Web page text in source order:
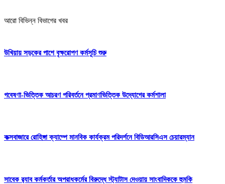
আরো বিভিন্ন বিভাগের খবর
উখিয়ায় সড়কের পাশে বৃক্ষরোপণ কর্মসূচি শুরু
গবেষণা-ভিত্তিক আচরণ পরিবর্তনে প্রমাণভিত্তিক উদ্যোগের কর্মশালা
কক্সবাজারে রোহিঙ্গা ক্যাম্পে মানবিক কার্যক্রম পরিদর্শনে বিডিআরসিএস চেয়ারম্যান
সাবেক র‍্যাব কর্মকর্তার অপরাধকর্মের বিরুদ্ধে স্ট্যাটাস দেওয়ায় সাংবাদিককে হুমকি